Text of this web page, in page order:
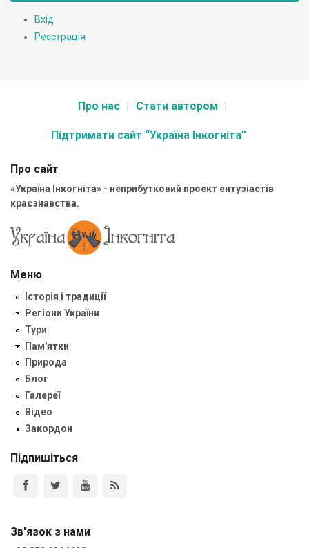
Вхід
Реєстрація
Про нас Стати автором
Підтримати сайт “Україна Інкогніта”
Про сайт
«Україна Інкогніта» - неприбутковий проект ентузіастів
краєзнавства.
Меню
Історія і традиції
Регіони України
Тури
Пам'ятки
Природа
Блог
Галереї
Відео
Закордон
Підпишіться
Зв'язок з нами